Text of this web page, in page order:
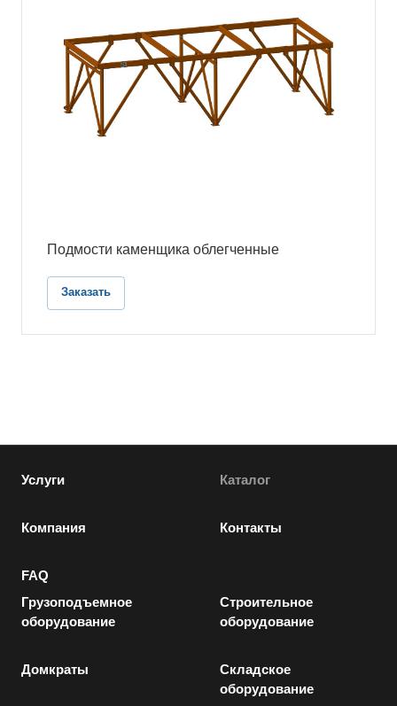
Подмости каменщика облегченные
Заказать
Услуги Каталог
Компания Контакты
FAQ
Грузоподъемное
оборудование
Строительное
оборудование
Домкраты
Складское
оборудование